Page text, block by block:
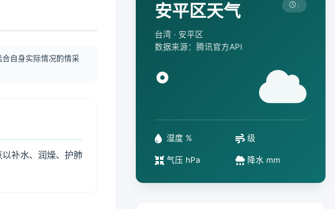
自身实际情况酌情采
补水、润燥、护肺
安平区天气
台湾 · 安平区
数据来源：腾讯官方API
:
°
湿度 % 级
气压 hPa 降水 mm